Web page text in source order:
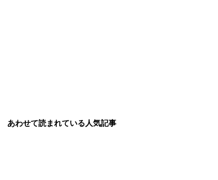
あわせて読まれている人気記事